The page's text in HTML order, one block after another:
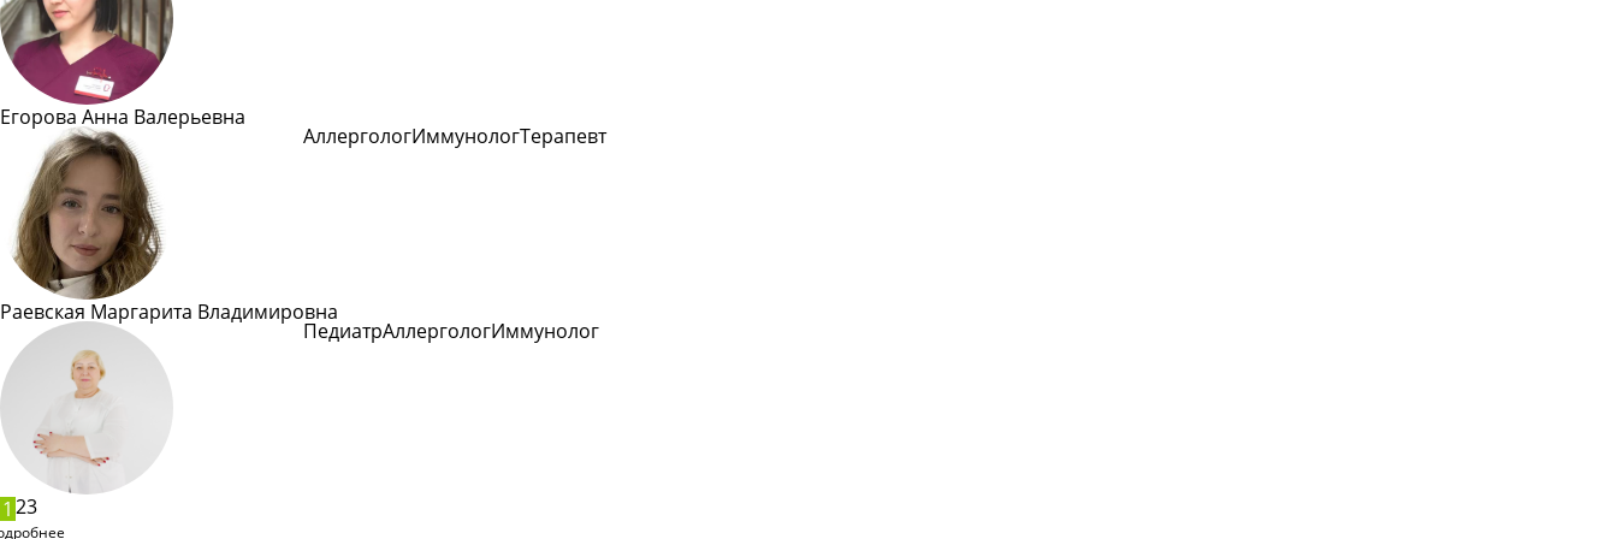
Егорова Анна Валерьевна
АллергологИммунологТерапевт
Раевская Маргарита Владимировна
ПедиатрАллергологИммунолог
1 23